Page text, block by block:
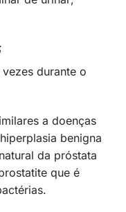
durante o
a doenças
benigna
da próstata
que é